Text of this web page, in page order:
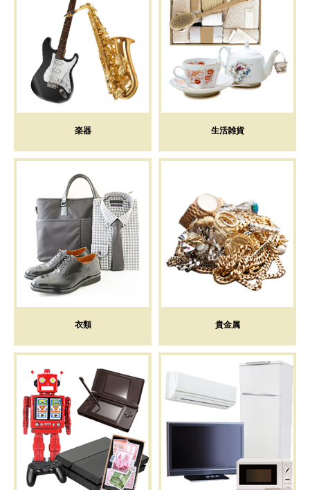
楽器 生活雑貨
衣類 貴金属